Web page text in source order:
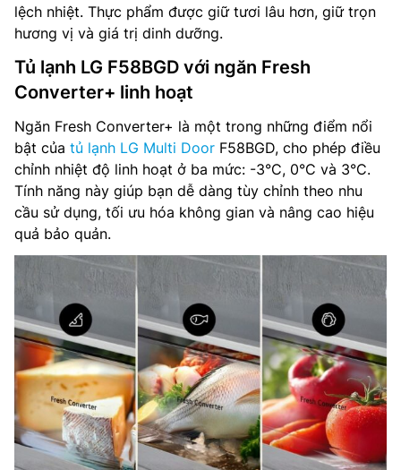
lệch nhiệt. Thực phẩm được giữ tươi lâu hơn, giữ trọn
hương vị và giá trị dinh dưỡng.
Tủ lạnh LG F58BGD với ngăn Fresh
Converter+ linh hoạt
Ngăn Fresh Converter+ là một trong những điểm nổi
bật của tủ lạnh LG Multi Door F58BGD, cho phép điều
chỉnh nhiệt độ linh hoạt ở ba mức: -3°C, 0°C và 3°C.
Tính năng này giúp bạn dễ dàng tùy chỉnh theo nhu
cầu sử dụng, tối ưu hóa không gian và nâng cao hiệu
quả bảo quản.